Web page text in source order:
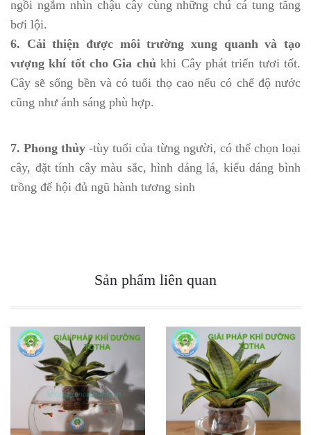
ngồi ngắm nhìn chậu cây cùng những chú cá tung tăng
bơi lội.
6. Cải thiện được môi trường xung quanh và tạo
vượng khí tốt cho Gia chủkhi Cây phát triển tươi tốt.
Cây sẽ sống bền và có tuổi thọ cao nếu có chế độ nước
cũng như ánh sáng phù hợp.
7. Phong thủy -tùy tuổi của từng người, có thể chọn loại
cây, đặt tính cây màu sắc, hình dáng lá, kiểu dáng bình
trồng để hội đủ ngũ hành tương sinh
Sản phẩm liên quan